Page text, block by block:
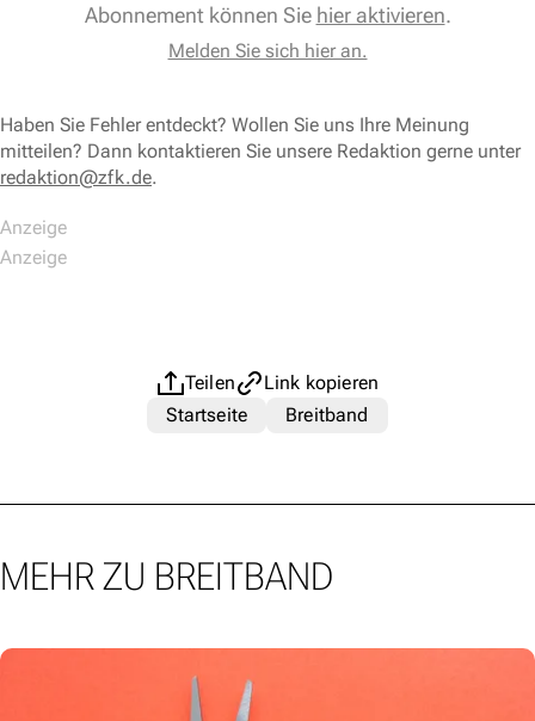
Abonnement können Sie hier aktivieren.
Melden Sie sich hier an.
Haben Sie Fehler entdeckt? Wollen Sie uns Ihre Meinung
mitteilen? Dann kontaktieren Sie unsere Redaktion gerne unter
redaktion@zfk.de.
Teilen
Link kopieren
Startseite
Breitband
MEHR ZU BREITBAND